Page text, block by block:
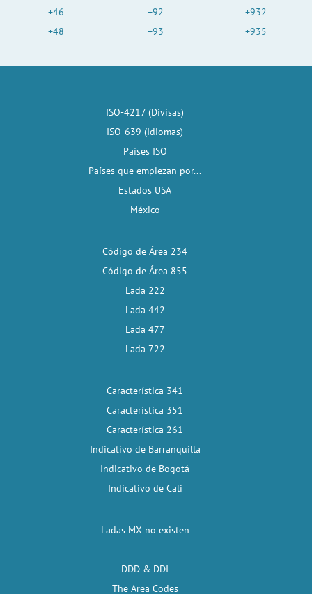
+46
+48
+92
+93
+932
+935
ISO-4217 (Divisas)
ISO-639 (Idiomas)
Países ISO
Países que empiezan por...
Estados USA
México
Código de Área 234
Código de Área 855
Lada 222
Lada 442
Lada 477
Lada 722
Característica 341
Característica 351
Característica 261
Indicativo de Barranquilla
Indicativo de Bogotá
Indicativo de Cali
Ladas MX no existen
DDD & DDI
The Area Codes